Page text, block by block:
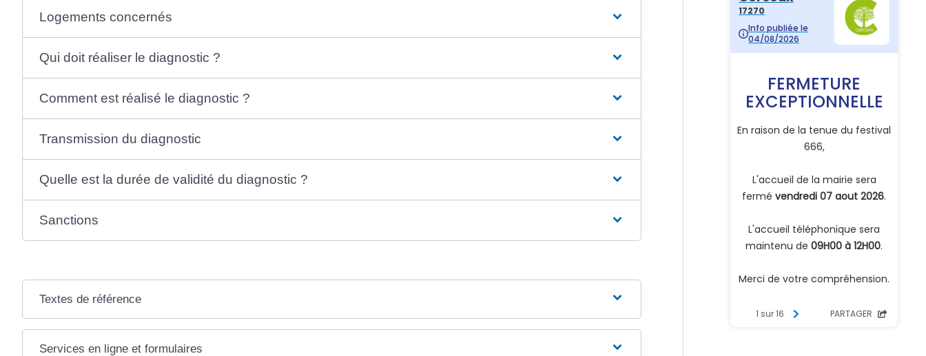
Logements concernés
Qui doit réaliser le diagnostic ?
Comment est réalisé le diagnostic ?
Transmission du diagnostic
Quelle est la durée de validité du diagnostic ?
Sanctions
Textes de référence
Services en ligne et formulaires